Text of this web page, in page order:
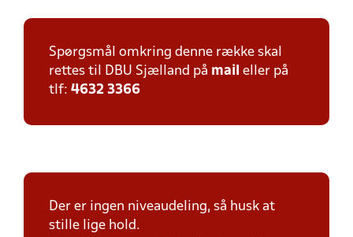
Spørgsmål omkring denne række skal
rettes til DBU Sjælland på mail eller på
tlf: 4632 3366
Der er ingen niveaudeling, så husk at
stille lige hold.